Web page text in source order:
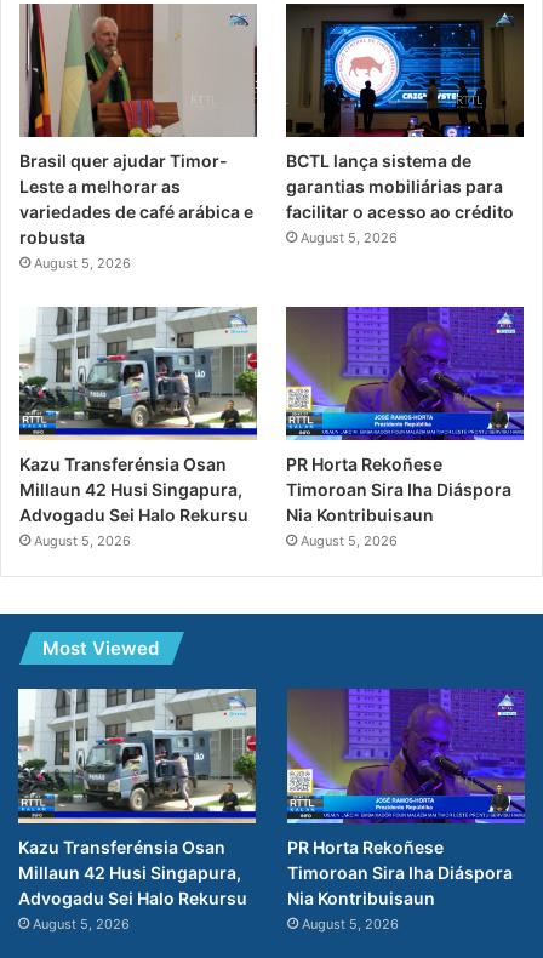
Brasil quer ajudar Timor-
Leste a melhorar as
variedades de café arábica e
robusta
August 5, 2026
BCTL lança sistema de
garantias mobiliárias para
facilitar o acesso ao crédito
August 5, 2026
Kazu Transferénsia Osan
Millaun 42 Husi Singapura,
Advogadu Sei Halo Rekursu
August 5, 2026
PR Horta Rekoñese
Timoroan Sira Iha Diáspora
Nia Kontribuisaun
August 5, 2026
Most Viewed
Kazu Transferénsia Osan
Millaun 42 Husi Singapura,
Advogadu Sei Halo Rekursu
August 5, 2026
PR Horta Rekoñese
Timoroan Sira Iha Diáspora
Nia Kontribuisaun
August 5, 2026